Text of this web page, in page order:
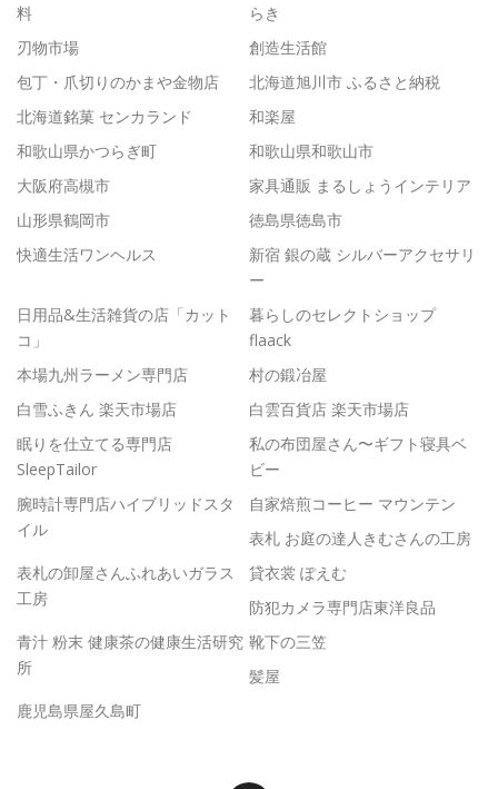
料
らき
刃物市場
創造生活館
包丁・爪切りのかまや金物店
北海道旭川市 ふるさと納税
北海道銘菓 センカランド
和楽屋
和歌山県かつらぎ町
和歌山県和歌山市
大阪府高槻市
家具通販 まるしょうインテリア
山形県鶴岡市
徳島県徳島市
快適生活ワンヘルス
新宿 銀の蔵 シルバーアクセサリ
ー
日用品&生活雑貨の店「カット
コ」
暮らしのセレクトショップ
flaack
本場九州ラーメン専門店
村の鍛冶屋
白雪ふきん 楽天市場店
白雲百貨店 楽天市場店
眠りを仕立てる専門店
SleepTailor
私の布団屋さん〜ギフト寝具ベ
ビー
腕時計専門店ハイブリッドスタ
イル
自家焙煎コーヒー マウンテン
表札 お庭の達人きむさんの工房
表札の卸屋さんふれあいガラス
工房
貸衣裳 ぽえむ
防犯カメラ専門店東洋良品
青汁 粉末 健康茶の健康生活研究
所
靴下の三笠
髪屋
鹿児島県屋久島町